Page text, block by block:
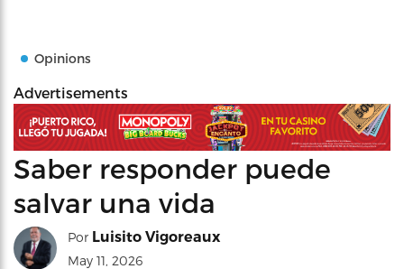
Opinions
Advertisements
Saber responder puede
salvar una vida
Por Luisito Vigoreaux
May 11, 2026